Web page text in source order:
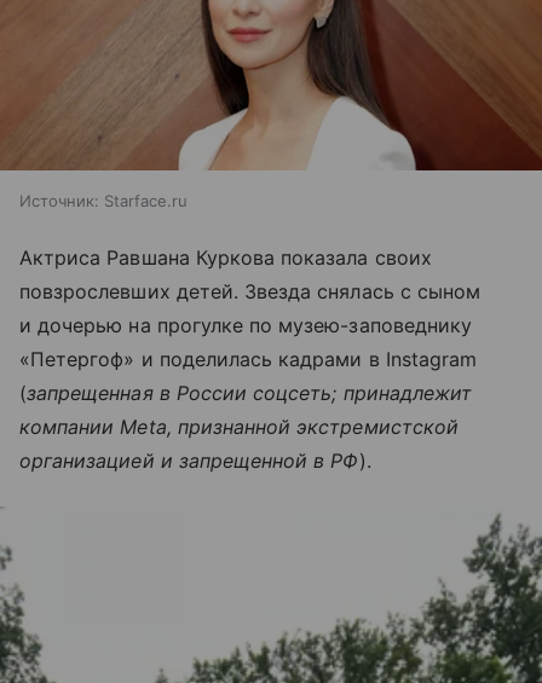
Источник: Starface.ru
Актриса Равшана Куркова показала своих
повзрослевших детей. Звезда снялась с сыном
и дочерью на прогулке по музею-заповеднику
«Петергоф» и поделилась кадрами в Instagram
(запрещенная в России соцсеть; принадлежит
компании Meta, признанной экстремистской
организацией и запрещенной в РФ).